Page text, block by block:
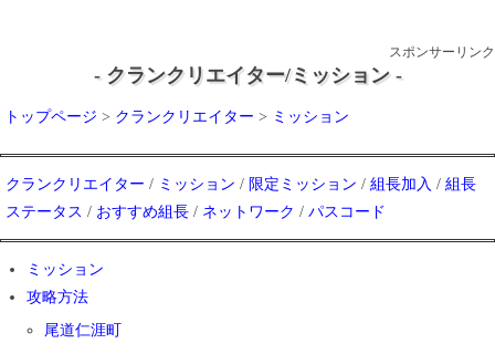
スポンサーリンク
- クランクリエイター/ミッション -
トップページ > クランクリエイター > ミッション
クランクリエイター / ミッション / 限定ミッション / 組長加入 / 組長
ステータス / おすすめ組長 / ネットワーク / パスコード
ミッション
攻略方法
尾道仁涯町